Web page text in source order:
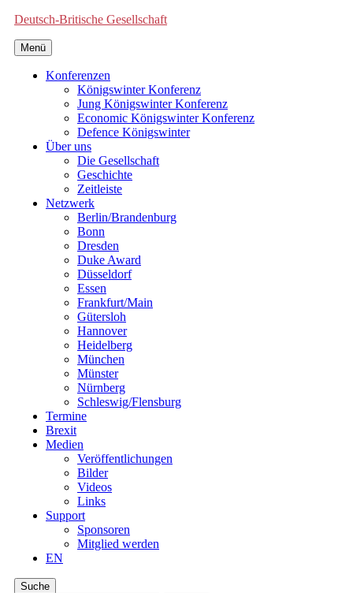
Deutsch-Britische Gesellschaft
Menü
Konferenzen
Königswinter Konferenz
Jung Königswinter Konferenz
Economic Königswinter Konferenz
Defence Königswinter
Über uns
Die Gesellschaft
Geschichte
Zeitleiste
Netzwerk
Berlin/Brandenburg
Bonn
Dresden
Duke Award
Düsseldorf
Essen
Frankfurt/Main
Gütersloh
Hannover
Heidelberg
München
Münster
Nürnberg
Schleswig/Flensburg
Termine
Brexit
Medien
Veröffentlichungen
Bilder
Videos
Links
Support
Sponsoren
Mitglied werden
EN
Suche